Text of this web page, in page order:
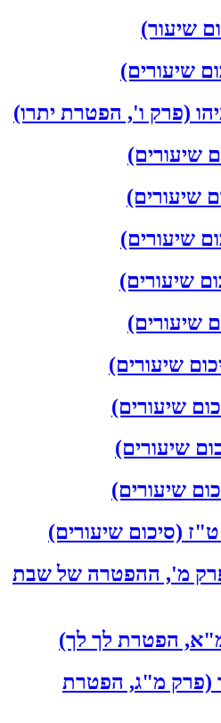
שיעור)
שיעורים)
(פרק ו', הפטרת יתרו)
שיעורים)
שיעורים)
שיעורים)
שיעורים)
שיעורים)
שיעורים)
שיעורים)
שיעורים)
שיעורים)
(סיכום שיעורים)
מ', ההפטרה של שבת
הפטרת לך לך)
(פרק מ"ג, הפטרת